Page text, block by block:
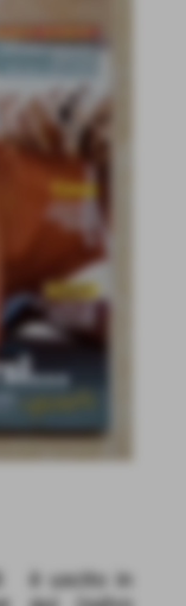
è uscito in